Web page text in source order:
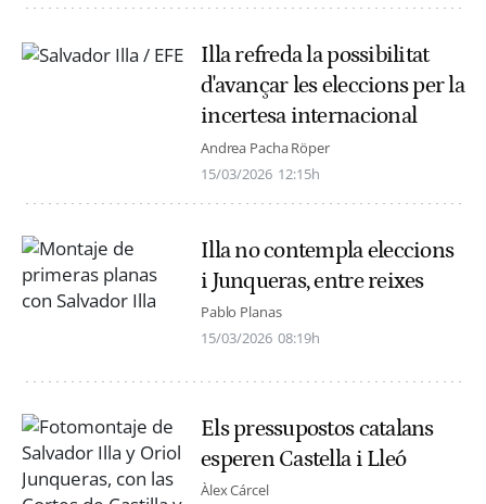
Illa refreda la possibilitat
d'avançar les eleccions per la
incertesa internacional
Andrea Pacha Röper
15/03/2026 12:15h
Illa no contempla eleccions
i Junqueras, entre reixes
Pablo Planas
15/03/2026 08:19h
Els pressupostos catalans
esperen Castella i Lleó
Àlex Cárcel